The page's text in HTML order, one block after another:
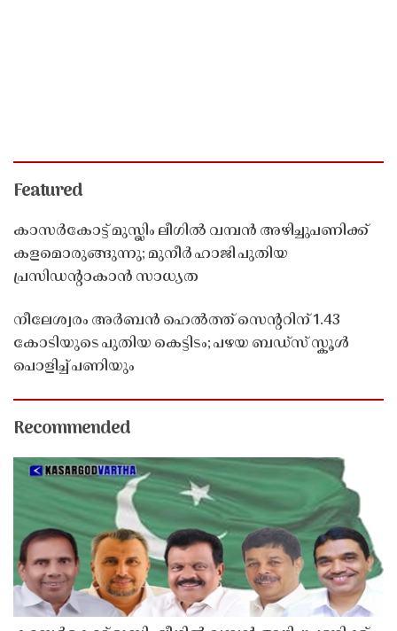
Featured
കാസർകോട്ട് മുസ്ലിം ലീഗിൽ വമ്പൻ അഴിച്ചുപണിക്ക്
കളമൊരുങ്ങുന്നു; മുനീർ ഹാജി പുതിയ
പ്രസിഡൻ്റാകാൻ സാധ്യത
നീലേശ്വരം അർബൻ ഹെൽത്ത് സെൻ്ററിന് 1.43
കോടിയുടെ പുതിയ കെട്ടിടം; പഴയ ബഡ്സ് സ്കൂൾ
പൊളിച്ച് പണിയും
Recommended